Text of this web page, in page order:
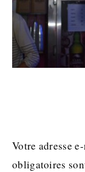
Votre adresse
obligatoires